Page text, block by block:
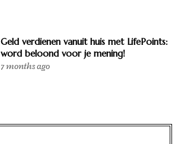
Geld verdienen vanuit huis met LifePoints:
word beloond voor je mening!
7 months ago